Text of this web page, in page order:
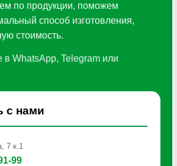
по продукции, поможем
способ изготовления,
стоимость.
в WhatsApp, Telegram или
с нами
7 к.1
99